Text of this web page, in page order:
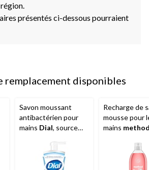
présentés ci-dessous pourraient
remplacement disponibles
Savon moussant
antibactérien pour
mains Dial, source
Recharge de
mousse pour
mains